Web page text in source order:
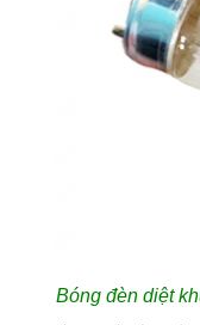
Bóng đèn diệt